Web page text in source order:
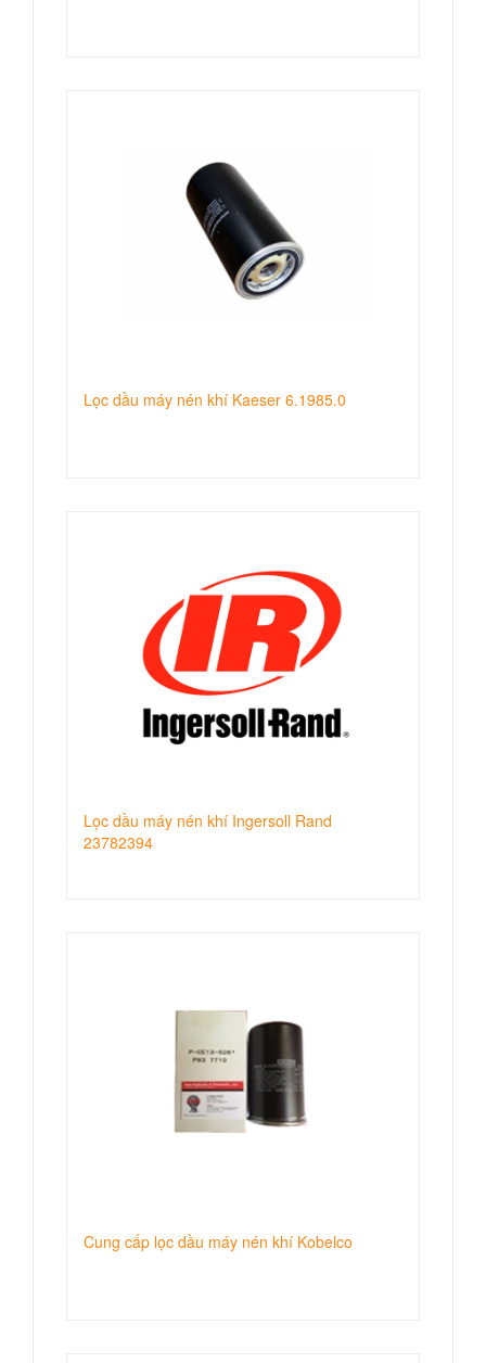
Lọc dầu máy nén khí Kaeser 6.1985.0
Lọc dầu máy nén khí Ingersoll Rand
23782394
Cung cấp lọc dầu máy nén khí Kobelco